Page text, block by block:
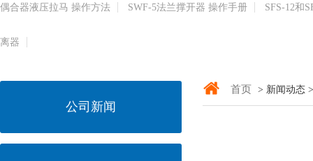
偶合器液压拉马 操作方法 SWF-5法兰撑开器 操作手册 SFS-12和
离器
公司新闻
首页 > 新闻动态